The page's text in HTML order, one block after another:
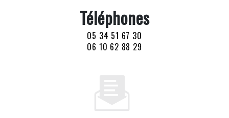
Téléphones
05 34 51 67 30
06 10 62 88 29